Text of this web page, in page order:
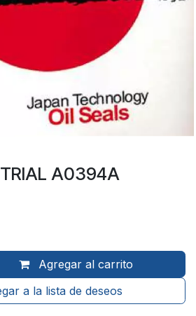
A0394A
Agregar al carrito
a la lista de deseos